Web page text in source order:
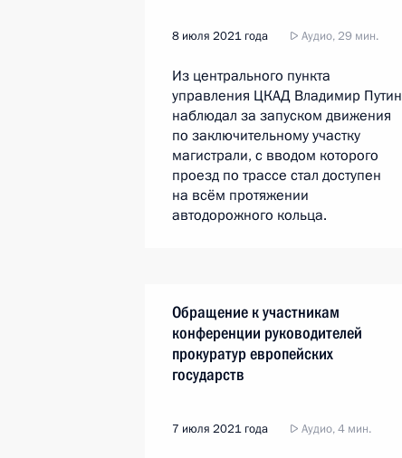
8 июля 2021 года Аудио, 29 мин.
Из центрального пункта
управления ЦКАД Владимир Путин
наблюдал за запуском движения
по заключительному участку
магистрали, с вводом которого
проезд по трассе стал доступен
на всём протяжении
автодорожного кольца.
Обращение к участникам
конференции руководителей
прокуратур европейских
государств
7 июля 2021 года Аудио, 4 мин.